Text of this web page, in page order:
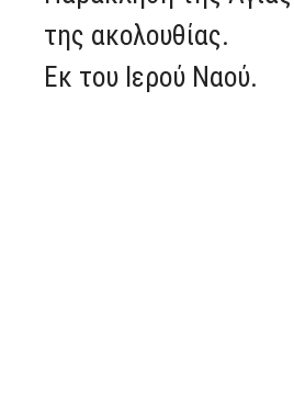
της ακολουθίας.
Εκ του Ιερού Ναού.